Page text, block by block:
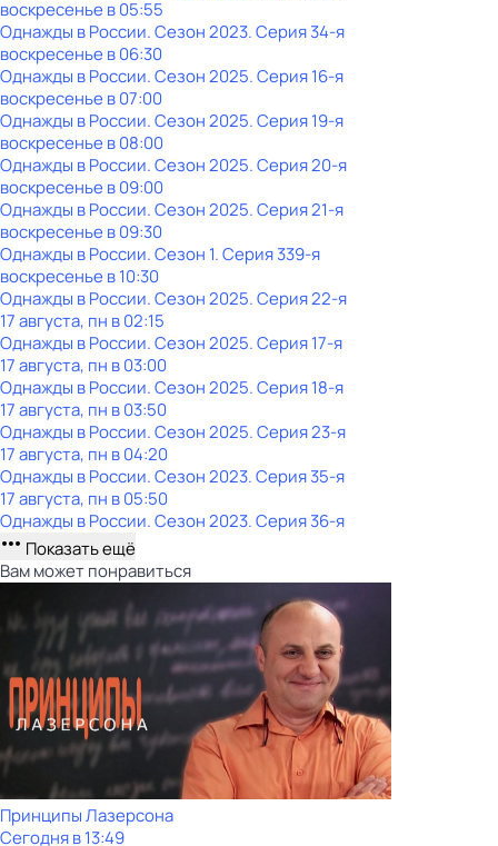
воскресенье в05:55
Однажды в России. Сезон 2023. Серия 34-я
воскресенье в06:30
Однажды в России. Сезон 2025. Серия 16-я
воскресенье в07:00
Однажды в России. Сезон 2025. Серия 19-я
воскресенье в08:00
Однажды в России. Сезон 2025. Серия 20-я
воскресенье в09:00
Однажды в России. Сезон 2025. Серия 21-я
воскресенье в09:30
Однажды в России. Сезон 1. Серия 339-я
воскресенье в10:30
Однажды в России. Сезон 2025. Серия 22-я
17 августа, пн в 02:15
Однажды в России. Сезон 2025. Серия 17-я
17 августа, пн в 03:00
Однажды в России. Сезон 2025. Серия 18-я
17 августа, пн в 03:50
Однажды в России. Сезон 2025. Серия 23-я
17 августа, пн в 04:20
Однажды в России. Сезон 2023. Серия 35-я
17 августа, пн в 05:50
Однажды в России. Сезон 2023. Серия 36-я
Показать ещё
Вам может понравиться
Принципы Лазерсона
Сегодня в 13:49